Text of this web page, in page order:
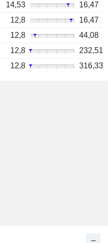
14,53
16,47
12,8
16,47
12,8
44,08
12,8
232,51
12,8 316,33